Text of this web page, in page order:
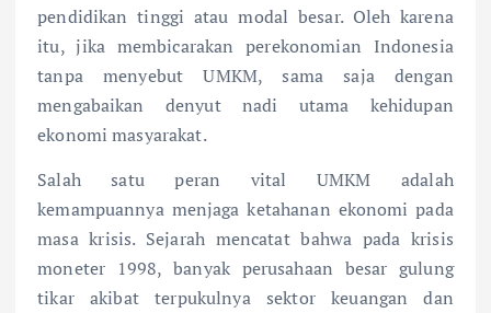
pendidikan tinggi atau modal besar. Oleh karena
itu, jika membicarakan perekonomian Indonesia
tanpa menyebut UMKM, sama saja dengan
mengabaikan denyut nadi utama kehidupan
ekonomi masyarakat.
Salah satu peran vital UMKM adalah
kemampuannya menjaga ketahanan ekonomi pada
masa krisis. Sejarah mencatat bahwa pada krisis
moneter 1998, banyak perusahaan besar gulung
tikar akibat terpukulnya sektor keuangan dan